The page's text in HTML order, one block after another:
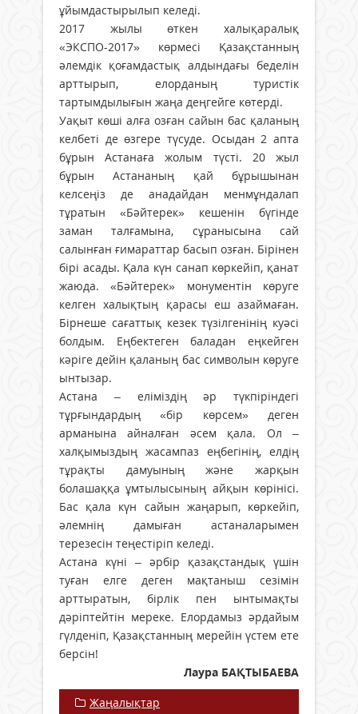
ұйымдастырылып келеді.
2017 жылы өткен халықаралық
«ЭКСПО-2017» көрмесі Қазақстанның
әлемдік қоғамдастық алдындағы беделін
арттырып, елорданың туристік
тартымдылығын жаңа деңгейге көтерді.
Уақыт көші алға озған сайын бас қаланың
келбеті де өзгере түсуде. Осыдан 2 апта
бұрын Астанаға жолым түсті. 20 жыл
бұрын Астананың қай бұрышынан
келсеңіз де анадайдан менмұндалап
тұратын «Бәйтерек» кешенін бүгінде
заман талғамына, сұранысына сай
салынған ғимараттар басып озған. Бірінен
бірі асады. Қала күн санап көркейіп, қанат
жаюда. «Бәйтерек» монументін көруге
келген халықтың қарасы еш азаймаған.
Бірнеше сағаттық кезек түзілгенінің куәсі
болдым. Еңбектеген баладан еңкейген
кәріге дейін қаланың бас символын көруге
ынтызар.
Астана – еліміздің әр түкпіріндегі
тұрғындардың «бір көрсем» деген
арманына айналған әсем қала. Ол –
халқымыздың жасампаз еңбегінің, елдің
тұрақты дамуының және жарқын
болашаққа ұмтылысының айқын көрінісі.
Бас қала күн сайын жаңарып, көркейіп,
әлемнің дамыған астаналарымен
терезесін теңестіріп келеді.
Астана күні – әрбір қазақстандық үшін
туған елге деген мақтаныш сезімін
арттыратын, бірлік пен ынтымақты
дәріптейтін мереке. Елордамыз әрдайым
гүлденіп, Қазақстанның мерейін үстем ете
берсін!
Лаура БАҚТЫБАЕВА
Жаңалықтар